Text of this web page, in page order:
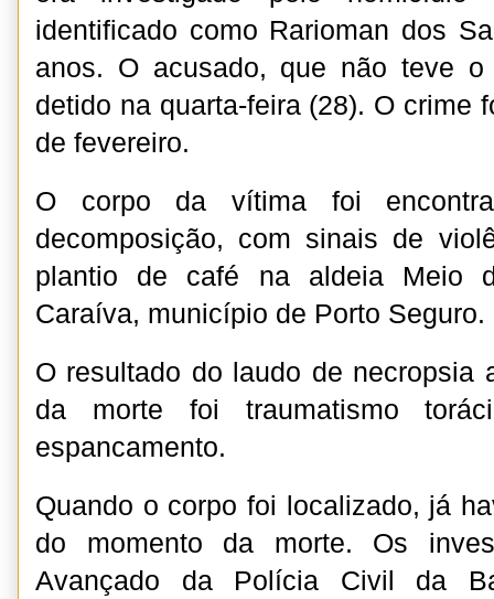
identificado como Rarioman dos
anos. O acusado, que não teve o
detido na quarta-feira (28). O crime
de fevereiro.
O corpo da vítima foi
decomposição, com sinais de
plantio de café na aldeia Meio
Caraíva, município de Porto Seguro.
O resultado do laudo de necropsia
da morte foi traumatismo
espancamento.
Quando o corpo foi localizado, já
do momento da morte. Os
Avançado da Polícia Civil da